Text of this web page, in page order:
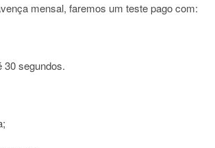
mensal, faremos um teste pago com:
30 segundos.